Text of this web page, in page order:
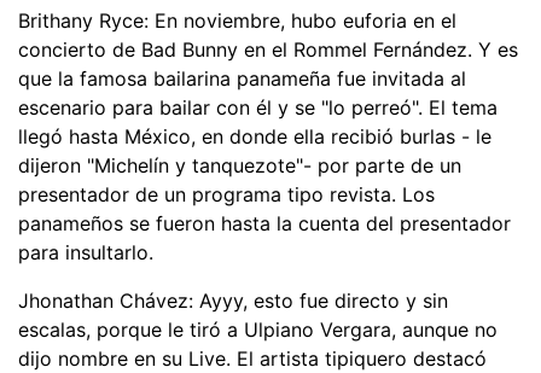
Brithany Ryce: En noviembre, hubo euforia en el
concierto de Bad Bunny en el Rommel Fernández. Y es
que la famosa bailarina panameña fue invitada al
escenario para bailar con él y se "lo perreó". El tema
llegó hasta México, en donde ella recibió burlas - le
dijeron "Michelín y tanquezote"- por parte de un
presentador de un programa tipo revista. Los
panameños se fueron hasta la cuenta del presentador
para insultarlo.
Jhonathan Chávez: Ayyy, esto fue directo y sin
escalas, porque le tiró a Ulpiano Vergara, aunque no
dijo nombre en su Live. El artista tipiquero destacó